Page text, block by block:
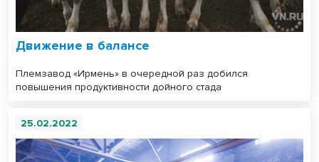
Движение в балансе
Племзавод «Ирмень» в очередной раз добился
повышения продуктивности дойного стада
25.02.2022